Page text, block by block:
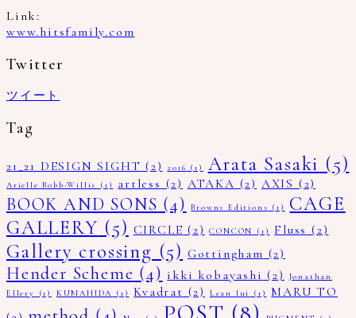
Link:
www.hitsfamily.com
Twitter
ツイート
Tag
21_21 DESIGN SIGHT (2) 2016 (1) Arata Sasaki (5)
Arielle Bobb-Willis (1) artless (2) ATAKA (2) AXIS (2)
BOOK AND SONS (4) Browns Editions (1)
CAGE
GALLERY (5) CIRCLE (2) CONCON (1) Fluss (2)
Gallery crossing (5) Gottingham (2)
Hender Scheme (4) ikki kobayashi (2)
Jonathan
Ellery
(1) KUMAHIDA (1) Kvadrat (2) Lean lui (1)
MARU TO